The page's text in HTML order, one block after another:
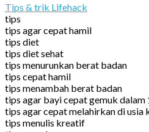
Tips & trik Lifehack
tips
tips agar cepat hamil
tips diet
tips diet sehat
tips menurunkan berat badan
tips cepat hamil
tips menambah berat badan
tips agar bayi cepat gemuk dalam
tips agar cepat melahirkan di usia
tips menulis kreatif